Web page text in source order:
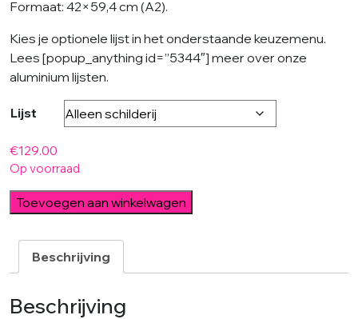
Formaat: 42×59,4 cm (A2).
Kies je optionele lijst in het onderstaande keuzemenu.
Lees [popup_anything id=”5344″] meer over onze
aluminium lijsten.
Lijst
€129.00
Op voorraad
Brown
Dots
aantal
Toevoegen aan winkelwagen
Beschrijving
Beschrijving